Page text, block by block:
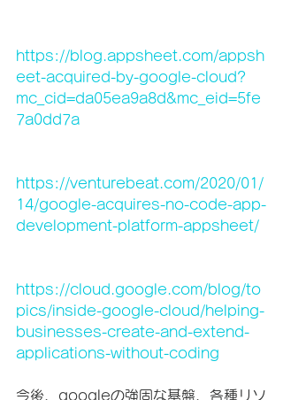
https://blog.appsheet.com/appsh
eet-acquired-by-google-cloud?
mc_cid=da05ea9a8d&mc_eid=5fe
7a0dd7a
https://venturebeat.com/2020/01/
14/google-acquires-no-code-app-
development-platform-appsheet/
https://cloud.google.com/blog/to
pics/inside-google-cloud/helping-
businesses-create-and-extend-
applications-without-coding
今後、googleの強固な基盤、各種リソ